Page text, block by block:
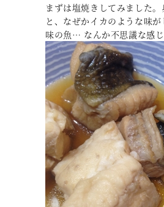
まずは塩焼きしてみました
と、なぜかイカのような味
味の魚… なんか不思議な感じ